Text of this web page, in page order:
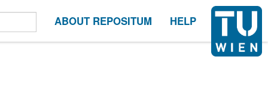
ABOUT REPOSITUM HELP